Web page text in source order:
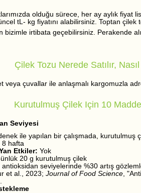
olduğu sürece, her ay aylık fiyat
tL- kg fiyatını alabilirsiniz. Toptan çilek
bizimle irtibata geçebilirsiniz. Perakende
Çilek Tozu Nerede Satılır,
veya çuvallar ile anlaşmalı kargomuzla
Kurutulmuş Çilek Için 10
Seviyesi
ile yapılan bir çalışmada, kurutulmuş
8 hafta
Etkiler: Yok
20 g kurutulmuş çilek
seviyelerinde %30 artış
et al., 2023; Journal of Food Science ,